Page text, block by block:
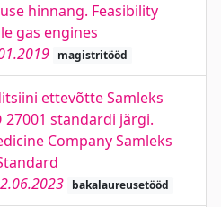
hinnang. Feasibility
gas engines
magistritööd
ettevõtte Samleks
27001 standardi järgi.
Company Samleks
bakalaureusetööd